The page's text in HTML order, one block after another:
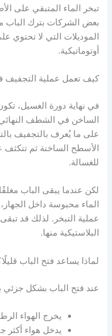
تبخر الماء المتبقي على
بعض الشركات بترك الباب
الموديلات التي لا تحتوي
أوتوماتيكية.
كيف تعمل عملية
في نهاية دورة الغسيل،
الساخن في الشطف
على ما يُعرف بالتجفيف
الأسطح الساخنة ثم تتكثف
للغسالة.
لكن عندما يبقى الباب
الماء محبوسة داخل
عملية التبخر. لذلك قد
البلاستيكية منها.
لماذا يساعد فتح الباب
عند فتح الباب بشكل جزئي
يخرج الهواء
يدخل هواء أكثر